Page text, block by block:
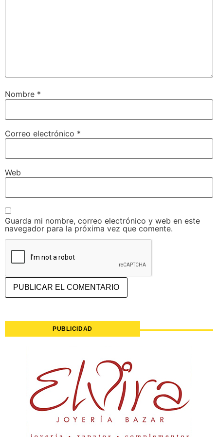
Nombre *
Correo electrónico *
Web
Guarda mi nombre, correo electrónico y web en este
navegador para la próxima vez que comente.
PUBLICIDAD